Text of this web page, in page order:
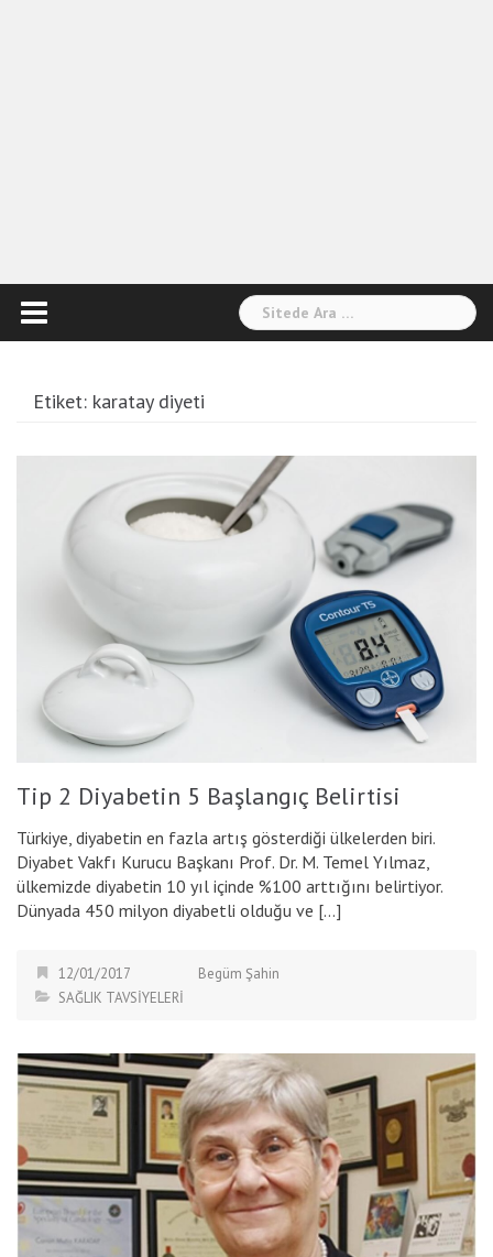
Arama:
Etiket: karatay diyeti
Tip 2 Diyabetin 5 Başlangıç Belirtisi
Türkiye, diyabetin en fazla artış gösterdiği ülkelerden biri.
Diyabet Vakfı Kurucu Başkanı Prof. Dr. M. Temel Yılmaz,
ülkemizde diyabetin 10 yıl içinde %100 arttığını belirtiyor.
Dünyada 450 milyon diyabetli olduğu ve […]
12/01/2017
Begüm Şahin
SAĞLIK TAVSİYELERİ